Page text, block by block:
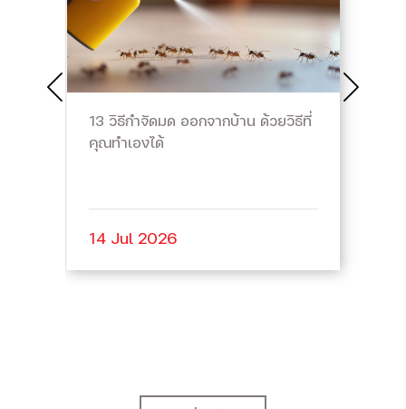
13 วิธีกำจัดมด ออกจากบ้าน ด้วยวิธีที่
คุณทำเองได้
14 Jul 2026